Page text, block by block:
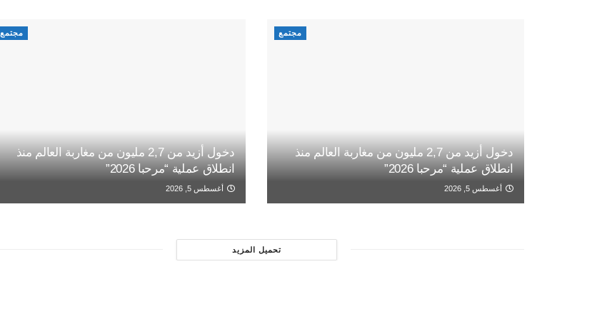
مجتمع
دخول أزيد من 2,7 مليون من مغاربة العالم منذ
انطلاق عملية “مرحبا 2026”
أغسطس 5, 2026
مجتمع
دخول أزيد من 2,7 مليون من مغاربة العالم منذ
انطلاق عملية “مرحبا 2026”
أغسطس 5, 2026
تحميل المزيد